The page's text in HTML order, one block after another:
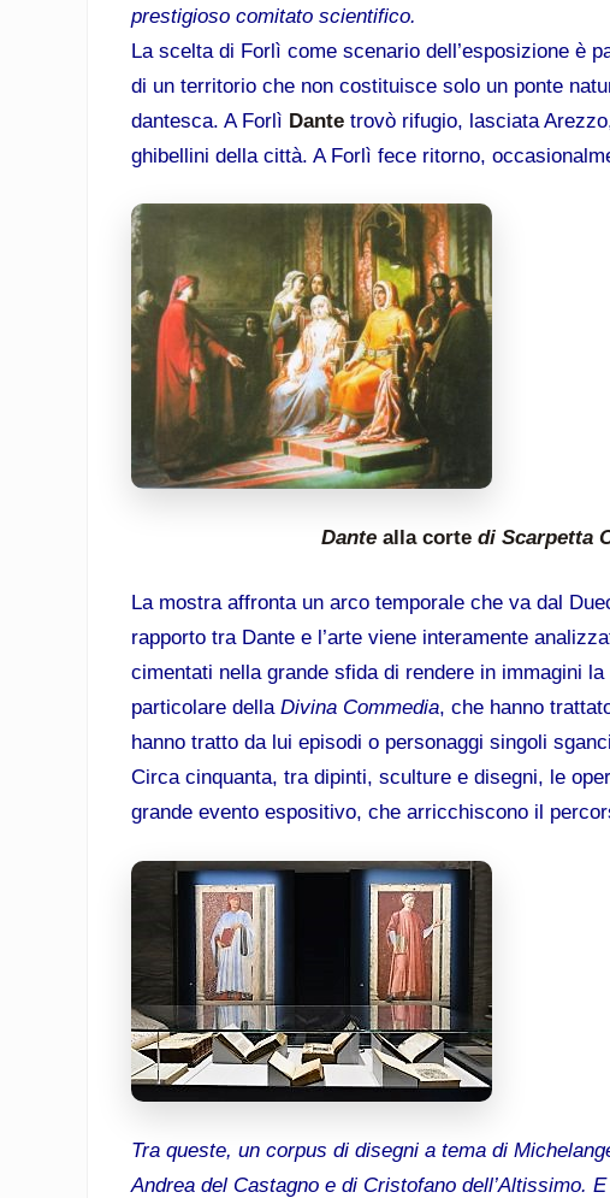
prestigioso comitato scientifico.
La scelta di Forlì come scenario dell’esposizione è
di un territorio che non costituisce solo un ponte
dantesca.A Forlì Dantetrovò rifugio, lasciata
ghibellini della città. A Forlì fece ritorno,
Dante alla corte di Scarpetta
La mostra affronta un arco temporale che va dal
rapporto tra Dante e l’arte viene interamente
cimentati nella grande sfida di rendere in immagini
particolare dellaDivina Commedia, che hanno
hanno tratto da lui episodi o personaggi singoli
Circa cinquanta, tra dipinti, sculture e disegni, le
grande evento espositivo, che arricchiscono il
Tra queste, un corpus di disegni a tema di
Andrea del Castagno e di Cristofano dell’Altissimo.